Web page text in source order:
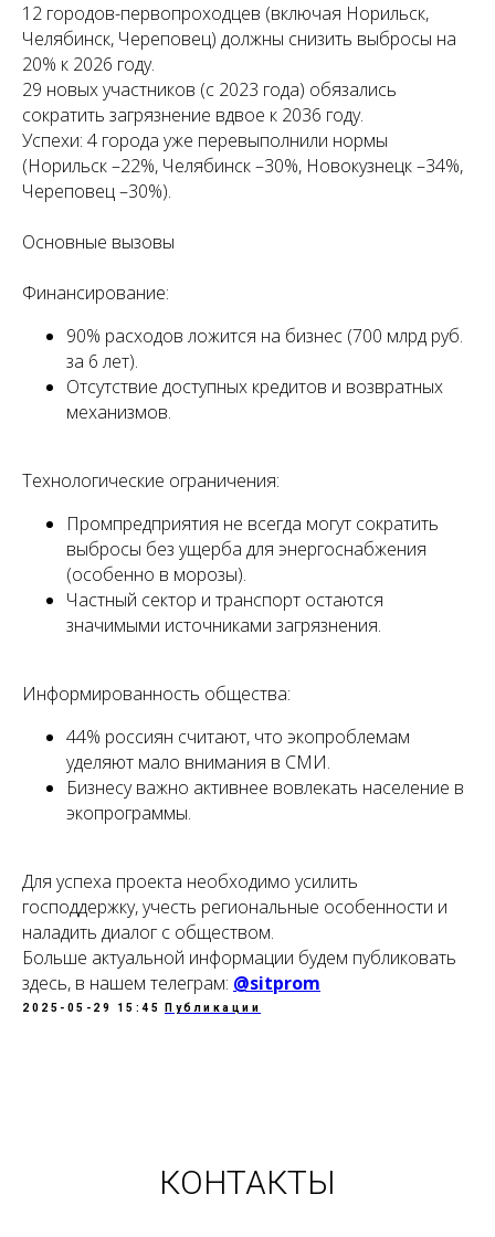
12 городов-первопроходцев (включая Норильск,
Челябинск, Череповец) должны снизить выбросы на
20% к 2026 году.
29 новых участников (с 2023 года) обязались
сократить загрязнение вдвое к 2036 году.
Успехи: 4 города уже перевыполнили нормы
(Норильск –22%, Челябинск –30%, Новокузнецк –34%,
Череповец –30%).
Основные вызовы
Финансирование:
90% расходов ложится на бизнес (700 млрд руб.
за 6 лет).
Отсутствие доступных кредитов и возвратных
механизмов.
Технологические ограничения:
Промпредприятия не всегда могут сократить
выбросы без ущерба для энергоснабжения
(особенно в морозы).
Частный сектор и транспорт остаются
значимыми источниками загрязнения.
Информированность общества:
44% россиян считают, что экопроблемам
уделяют мало внимания в СМИ.
Бизнесу важно активнее вовлекать население в
экопрограммы.
Для успеха проекта необходимо усилить
господдержку, учесть региональные особенности и
наладить диалог с обществом.
Больше актуальной информации будем публиковать
здесь, в нашем телеграм: @sitprom
2025-05-29 15:45 Публикации
КОНТАКТЫ